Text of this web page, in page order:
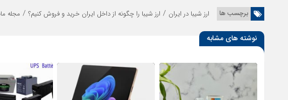
برچسب ها ارز شیبا در ایران / ارز شیبا را چگونه از داخل ایران خرید و فروش کنیم؟ / مجله
نوشته های مشابه